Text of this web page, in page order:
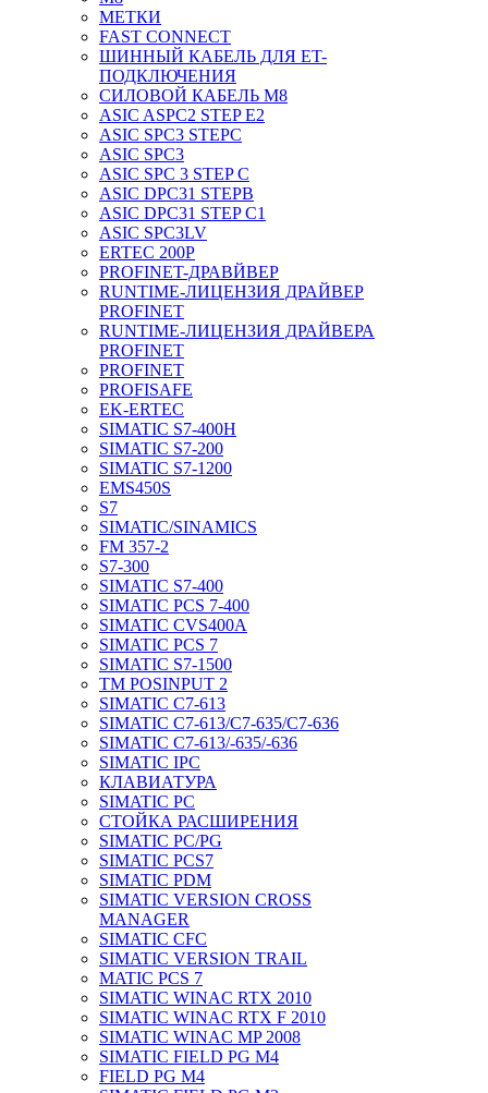
МЕТКИ
FAST CONNECT
ШИННЫЙ КАБЕЛЬ ДЛЯ ET-
ПОДКЛЮЧЕНИЯ
СИЛОВОЙ КАБЕЛЬ M8
ASIC ASPC2 STEP E2
ASIC SPC3 STEPC
ASIC SPC3
ASIC SPC 3 STEP C
ASIC DPC31 STEPB
ASIC DPC31 STEP C1
ASIC SPC3LV
ERTEC 200P
PROFINET-ДРАВЙВЕР
RUNTIME-ЛИЦЕНЗИЯ ДРАЙВЕР
PROFINET
RUNTIME-ЛИЦЕНЗИЯ ДРАЙВЕРА
PROFINET
PROFINET
PROFISAFE
EK-ERTEC
SIMATIC S7-400H
SIMATIC S7-200
SIMATIC S7-1200
EMS450S
S7
SIMATIC/SINAMICS
FM 357-2
S7-300
SIMATIC S7-400
SIMATIC PCS 7-400
SIMATIC CVS400A
SIMATIC PCS 7
SIMATIC S7-1500
TM POSINPUT 2
SIMATIC C7-613
SIMATIC C7-613/C7-635/C7-636
SIMATIC C7-613/-635/-636
SIMATIC IPC
КЛАВИАТУРА
SIMATIC PC
СТОЙКА РАСШИРЕНИЯ
SIMATIC PC/PG
SIMATIC PCS7
SIMATIC PDM
SIMATIC VERSION CROSS
MANAGER
SIMATIC CFC
SIMATIC VERSION TRAIL
MATIC PCS 7
SIMATIC WINAC RTX 2010
SIMATIC WINAC RTX F 2010
SIMATIC WINAC MP 2008
SIMATIC FIELD PG M4
FIELD PG M4